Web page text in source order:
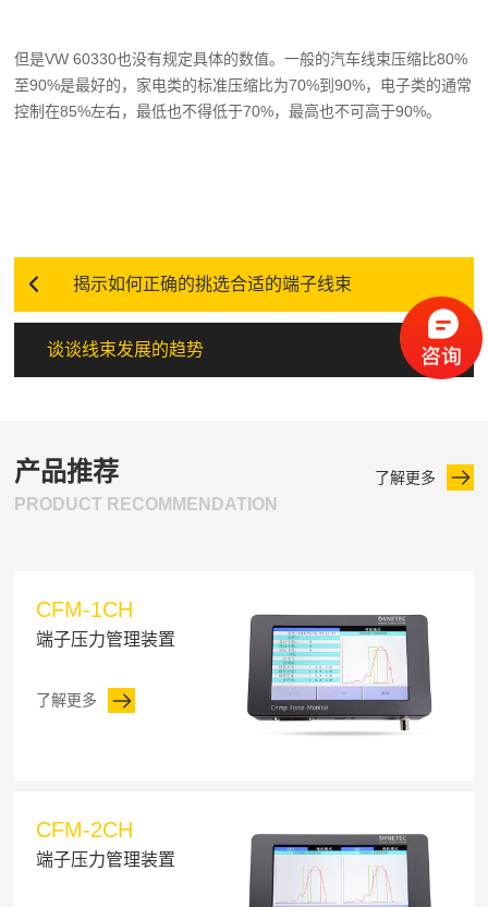
但是VW 60330也没有规定具体的数值。一般的汽车线束压缩比80%
至90%是最好的，家电类的标准压缩比为70%到90%，电子类的通常
控制在85%左右，最低也不得低于70%，最高也不可高于90%。
揭示如何正确的挑选合适的端子线束
谈谈线束发展的趋势
产品推荐
PRODUCT RECOMMENDATION
了解更多
CFM-1CH
端子压力管理装置
了解更多
CFM-2CH
端子压力管理装置